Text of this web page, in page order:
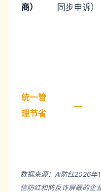
商）
同步申诉）
统一管
理节省
—
数据来源：Ai防红2026
信防红和防反诈屏蔽的企